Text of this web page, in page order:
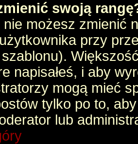
swoją
możesz zmienić
przy
napisałeś, i aby
mogą mieć
tylko po to,
lub